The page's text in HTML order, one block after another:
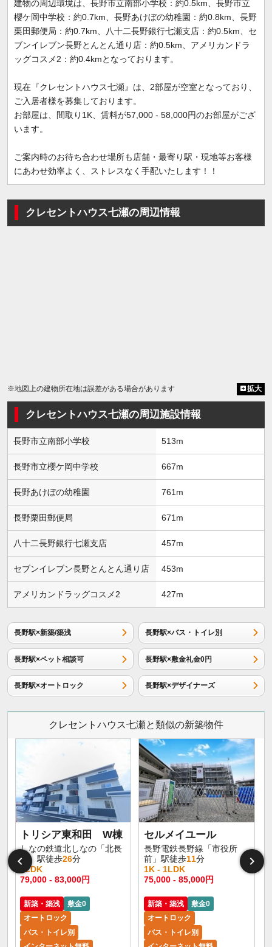
建物の周辺環境は、長野市立南部小学校：約0.5km、長野市立
櫻ケ岡中学校：約0.7km、長野あけぼの幼稚園：約0.8km、長野
栗田郵便局：約0.7km、八十二長野銀行七瀬支店：約0.5km、セ
ブンイレブン長野とんとん通り店：約0.5km、アメリカンドラ
ッグコスメ2：約0.4kmとなっております。
現在『クレセントハウス七瀬』は、2部屋が空室となっており、
ご入居者様を募集しております。
お部屋は、間取り1K、賃料が57,000 - 58,000円のお部屋がござ
います。
ご案内時のお待ち合わせ場所も店舗・最寄り駅・現地等お客様
にあわせ効率よく、ストレスなく手配いたします！！
クレセントハウス七瀬の周辺情報
※地図上の建物所在地は誤差がある場合があります 拡大
クレセントハウス七瀬の周辺施設情報
長野市立南部小学校 513m
長野市立櫻ケ岡中学校 667m
長野あけぼの幼稚園 761m
長野栗田郵便局 671m
八十二長野銀行七瀬支店 457m
セブンイレブン長野とんとん通り店 453m
アメリカンドラッグコスメ2 427m
長野駅×新築/築浅 長野駅×バス・トイレ別
長野駅×ペット相談可 長野駅×敷金礼金0円
長野駅×オートロック 長野駅×デザイナーズ
クレセントハウス七瀬と類似の新築物件
トリシア東和田 W棟
しなの鉄道北しなの「北長
野」駅徒歩26分
1LDK
79,000 - 83,000円
新築・築浅
敷金0
オートロック
バス・トイレ別
セルメイユール
長野電鉄長野線「市役所
前」駅徒歩11分
1K - 1LDK
75,000 - 85,000円
新築・築浅
敷金0
オートロック
バス・トイレ別